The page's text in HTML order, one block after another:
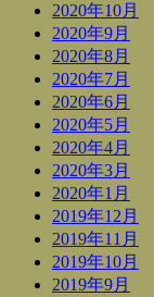
2020年10月
2020年9月
2020年8月
2020年7月
2020年6月
2020年5月
2020年4月
2020年3月
2020年1月
2019年12月
2019年11月
2019年10月
2019年9月